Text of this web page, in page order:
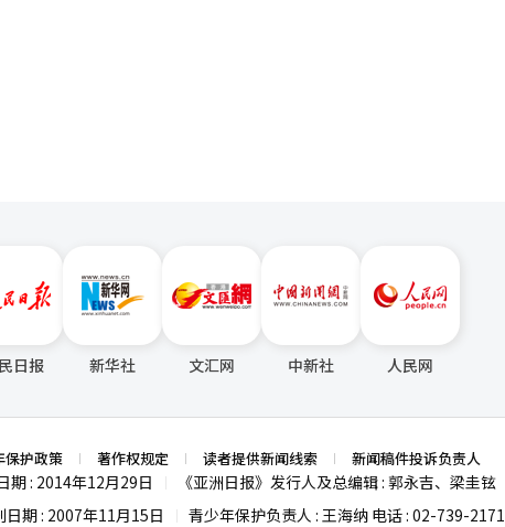
日报 新华社 文汇网 中新社 人民网
保护政策 著作权规定 读者提供新闻线索 新闻稿件投诉负责人
期 : 2014年12月29日 《亚洲日报》发行人及总编辑 : 郭永吉、梁圭铉
日期 : 2007年11月15日 青少年保护负责人 : 王海纳 电话 : 02-739-2171